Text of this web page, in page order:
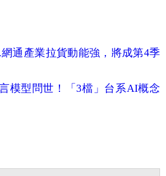
通產業拉貨動能強，將成第4季
模型問世！「3檔」台系AI概念